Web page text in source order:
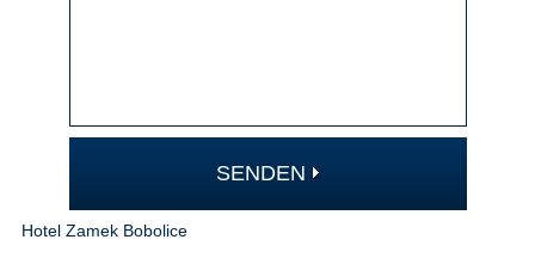
SENDEN
Hotel Zamek Bobolice